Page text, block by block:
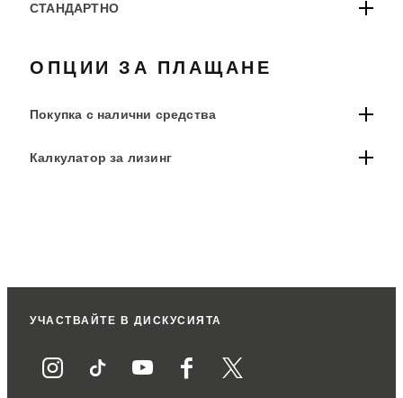
СТАНДАРТНО
ОПЦИИ ЗА ПЛАЩАНЕ
Покупка с налични средства
Калкулатор за лизинг
УЧАСТВАЙТЕ В ДИСКУСИЯТА